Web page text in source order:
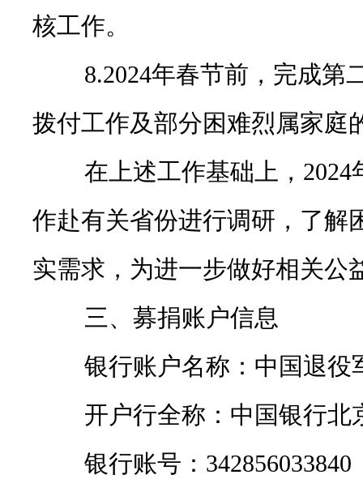
核工作。
8.2024年春节前，完成第
拨付工作及部分困难烈属家庭
在上述工作基础上，2024
作赴有关省份进行调研，了解
实需求，为进一步做好相关公
三、募捐账户信息
银行账户名称：中国退役
开户行全称：中国银行北
银行账号：342856033840